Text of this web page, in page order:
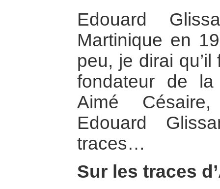
Edouard
Martinique en
peu, je dirai qu’il
fondateur de la
Aimé
Edouard
traces…
Sur les traces